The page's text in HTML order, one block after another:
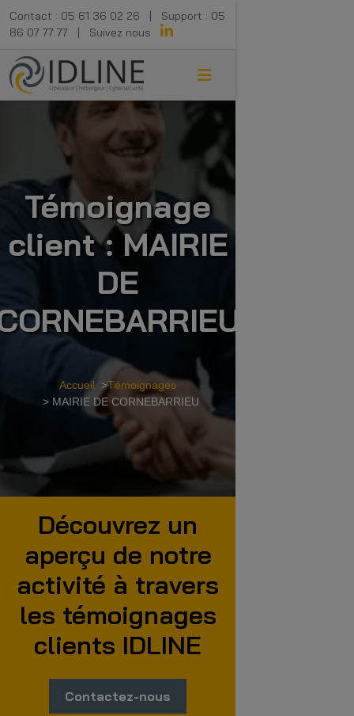
Contact : 05 61 36 02 26 | Support : 05
86 07 77 77
| Suivez nous
Témoignage
client : MAIRIE
DE
Accueil >Témoignages
> MAIRIE DE CORNEBARRIEU
Découvrez un
aperçu de notre
activité à travers
les témoignages
clients IDLINE
Contactez-nous